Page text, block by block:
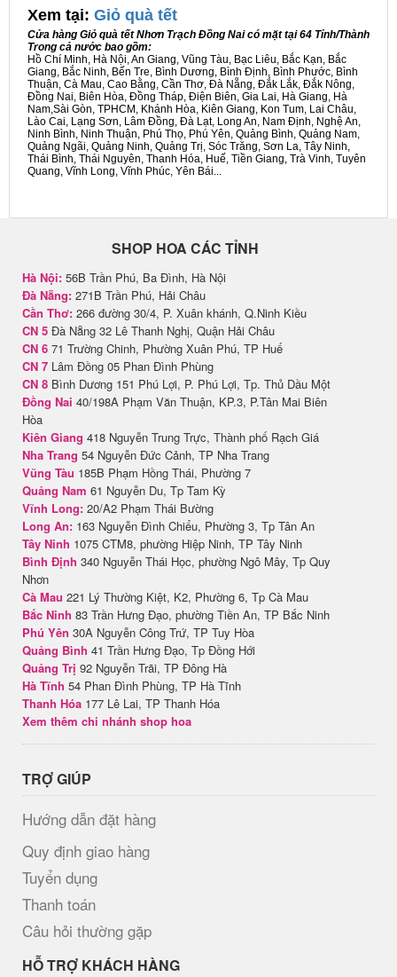
Xem tại: Giỏ quà tết
Cửa hàng Giỏ quà tết Nhơn Trạch Đồng Nai có mặt tại 64 Tỉnh/Thành
Trong cả nước bao gồm:
Hồ Chí Minh, Hà Nội, An Giang, Vũng Tàu, Bạc Liêu, Bắc Kạn, Bắc
Giang, Bắc Ninh, Bến Tre, Bình Dương, Bình Định, Bình Phước, Bình
Thuận, Cà Mau, Cao Bằng, Cần Thơ, Đà Nẵng, Đắk Lắk, Đắk Nông,
Đồng Nai, Biên Hòa, Đồng Tháp, Điện Biên, Gia Lai, Hà Giang, Hà
Nam,Sài Gòn, TPHCM, Khánh Hòa, Kiên Giang, Kon Tum, Lai Châu,
Lào Cai, Lạng Sơn, Lâm Đồng, Đà Lạt, Long An, Nam Định, Nghệ An,
Ninh Bình, Ninh Thuận, Phú Thọ, Phú Yên, Quảng Bình, Quảng Nam,
Quảng Ngãi, Quảng Ninh, Quảng Trị, Sóc Trăng, Sơn La, Tây Ninh,
Thái Bình, Thái Nguyên, Thanh Hóa, Huế, Tiền Giang, Trà Vinh, Tuyên
Quang, Vĩnh Long, Vĩnh Phúc, Yên Bái...
SHOP HOA CÁC TỈNH
Hà Nội: 56B Trần Phú, Ba Đình, Hà Nội
Đà Nẵng: 271B Trần Phú, Hải Châu
Cần Thơ: 266 đường 30/4, P. Xuân khánh, Q.Ninh Kiều
CN 5 Đà Nẵng 32 Lê Thanh Nghị, Quận Hải Châu
CN 6 71 Trường Chinh, Phường Xuân Phú, TP Huế
CN 7 Lâm Đồng 05 Phan Đình Phùng
CN 8 Bình Dương 151 Phú Lợi, P. Phú Lợi, Tp. Thủ Dầu Một
Đồng Nai 40/198A Phạm Văn Thuận, KP.3, P.Tân Mai Biên
Hòa
Kiên Giang 418 Nguyễn Trung Trực, Thành phố Rạch Giá
Nha Trang 54 Nguyễn Đức Cảnh, TP Nha Trang
Vũng Tàu 185B Phạm Hồng Thái, Phường 7
Quảng Nam 61 Nguyễn Du, Tp Tam Kỳ
Vĩnh Long: 20/A2 Phạm Thái Bường
Long An: 163 Nguyễn Đình Chiểu, Phường 3, Tp Tân An
Tây Ninh 1075 CTM8, phường Hiệp Ninh, TP Tây Ninh
Bình Định 340 Nguyễn Thái Học, phường Ngô Mây, Tp Quy
Nhơn
Cà Mau 221 Lý Thường Kiệt, K2, Phường 6, Tp Cà Mau
Bắc Ninh 83 Trần Hưng Đạo, phường Tiền An, TP Bắc Ninh
Phú Yên 30A Nguyễn Công Trứ, TP Tuy Hòa
Quảng Bình 41 Trần Hưng Đạo, Tp Đồng Hới
Quảng Trị 92 Nguyễn Trãi, TP Đông Hà
Hà Tĩnh 54 Phan Đình Phùng, TP Hà Tĩnh
Thanh Hóa 177 Lê Lai, TP Thanh Hóa
Xem thêm chi nhánh shop hoa
TRỢ GIÚP
Hướng dẫn đặt hàng
Quy định giao hàng
Tuyển dụng
Thanh toán
Câu hỏi thường gặp
HỖ TRỢ KHÁCH HÀNG